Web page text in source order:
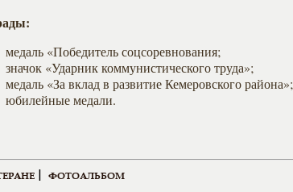
медаль «Победитель соцсоревнования;
значок «Ударник коммунистического труда»;
медаль «За вклад в развитие Кемеровского района»;
юбилейные медали.
| ФОТОАЛЬБОМ